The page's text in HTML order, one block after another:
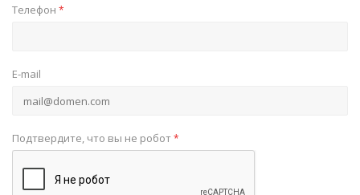
Телефон *
E-mail
Подтвердите, что вы не робот*